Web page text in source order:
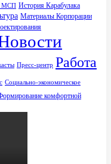
МСП История Карабулака
Материалы Корпорации
Пресс-центр Работа
Социально-экономическое
комфортной